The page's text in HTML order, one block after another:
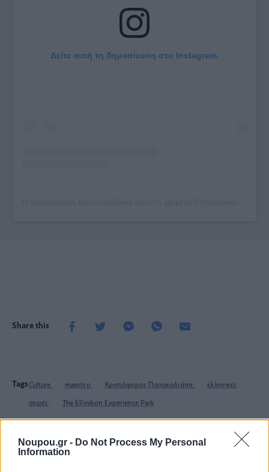
Noupou.gr - Do Not Process My Personal
Information
Δείτε αυτή τη δημοσίευση στο Instagram.
Share this
Tags Culture maestro Χριστόφορος Παπακαλιάτης ελληνικές
σειρές The Ellinikon Experience Park
Ξέρεις να διαβάζεις την ετικέτα